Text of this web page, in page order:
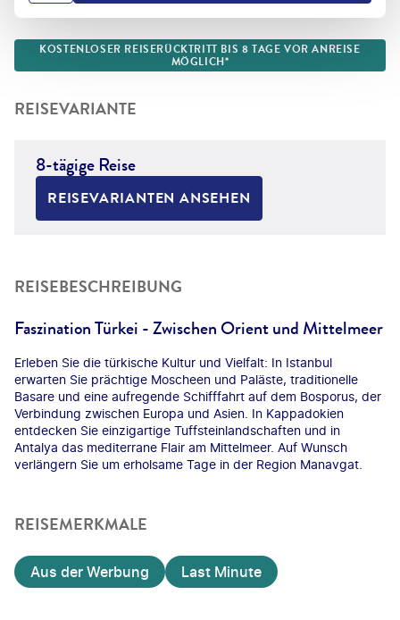
KOSTENLOSER REISERÜCKTRITT BIS 8 TAGE VOR ANREISE
MÖGLICH*
REISEVARIANTE
8-tägige Reise
REISEVARIANTEN ANSEHEN
REISEBESCHREIBUNG
Faszination Türkei - Zwischen Orient und Mittelmeer
Erleben Sie die türkische Kultur und Vielfalt: In Istanbul
erwarten Sie prächtige Moscheen und Paläste, traditionelle
Basare und eine aufregende Schifffahrt auf dem Bosporus, der
Verbindung zwischen Europa und Asien. In Kappadokien
entdecken Sie einzigartige Tuffsteinlandschaften und in
Antalya das mediterrane Flair am Mittelmeer. Auf Wunsch
verlängern Sie um erholsame Tage in der Region Manavgat.
REISEMERKMALE
Aus der Werbung Last Minute